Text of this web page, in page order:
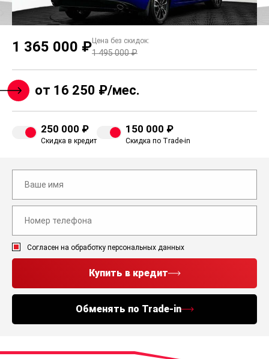
1 365 000 ₽Цена без скидок:
1 495 000 ₽
от 16 250 ₽/мес.
250 000 ₽
Скидка в кредит
150 000 ₽
Скидка по Trade-in
Согласен на обработку персональных данных
Купить в кредит
Обменять по Trade-in